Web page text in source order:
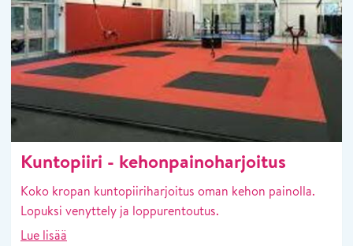
Kuntopiiri - kehonpainoharjoitus
Koko kropan kuntopiiriharjoitus oman kehon painolla.
Lopuksi venyttely ja loppurentoutus.
Lue lisää